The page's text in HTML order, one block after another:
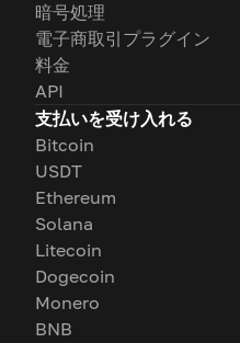
暗号処理
電子商取引プラグイン
料金
API
支払いを受け入れる
Bitcoin
USDT
Ethereum
Solana
Litecoin
Dogecoin
Monero
BNB